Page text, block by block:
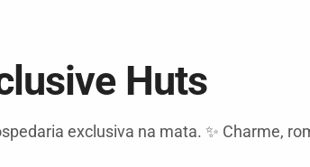
Huts
exclusiva na mata. ✨ Charme,